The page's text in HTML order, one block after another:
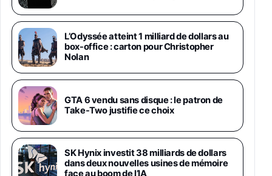
Galaxy S26 Ultra 256 Go Violet
892€1199€Fnac (Vendeur Tiers)
Philips SHK2000BL - Casque Enfant - Bleu &
Répartiteur Audio 5 Casques, Blanc
24,94€ 29,96€Fnac (Vendeur Tiers)
Asus RT-AC59U Routeur sans Fil Double
Bande Gigabit (Serveur et Client VPN, Triple
Vlan, Mode Point d'accès et Bridge, contrôle
Parental, Qos)
39,72€ 50,42€Amazon
L’Odyssée atteint 1 milliard de dollars au
box-office : carton pour Christopher
Nolan
GTA 6 vendu sans disque : le patron de
Take-Two justifie ce choix
SK Hynix investit 38 milliards de dollars
dans deux nouvelles usines de mémoire